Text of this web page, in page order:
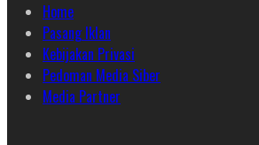
Home
Pasang Iklan
Kebijakan Privasi
Pedoman Media Siber
Media Partner